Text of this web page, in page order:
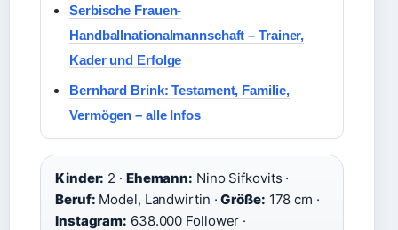
Serbische Frauen-
Handballnationalmannschaft – Trainer,
Kader und Erfolge
Bernhard Brink: Testament, Familie,
Vermögen – alle Infos
Kinder: 2 · Ehemann: Nino Sifkovits ·
Beruf: Model, Landwirtin ·Größe: 178 cm ·
Instagram: 638.000 Follower ·